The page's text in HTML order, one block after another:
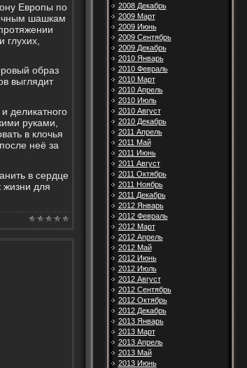
Европы по
шашкам
образ
выглядит
деликатного
руками,
в клочья
неё за
в сердце
жизни для
2008 Декабрь
2009 Март
2009 Июнь
2009 Сентябрь
2009 Декабрь
2010 Январь
2010 Февраль
2010 Март
2010 Апрель
2010 Июль
2010 Август
2010 Декабрь
2011 Апрель
2011 Май
2011 Июнь
2011 Август
2011 Октябрь
2011 Ноябрь
2011 Декабрь
2012 Январь
2012 Февраль
2012 Март
2012 Апрель
2012 Май
2012 Июнь
2012 Июль
2012 Август
2012 Сентябрь
2012 Октябрь
2012 Декабрь
2013 Январь
2013 Март
2013 Апрель
2013 Май
2013 Июнь